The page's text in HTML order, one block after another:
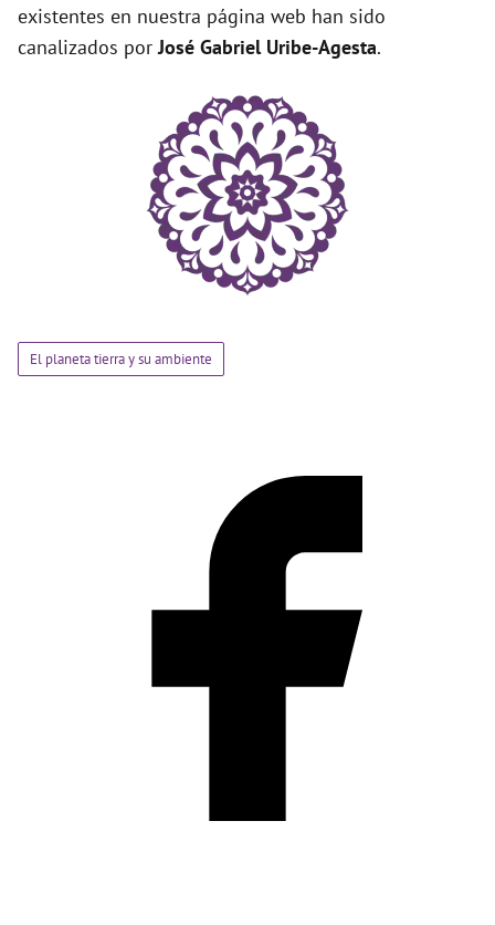
existentes en nuestra página web han sido
canalizados porJosé Gabriel Uribe-Agesta.
El planeta tierra y su ambiente